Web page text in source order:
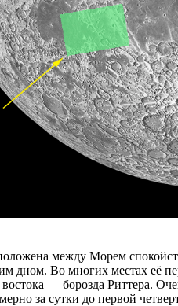
между Морем
дном. Во многих местах её
— борозда Риттера.
за сутки до первой